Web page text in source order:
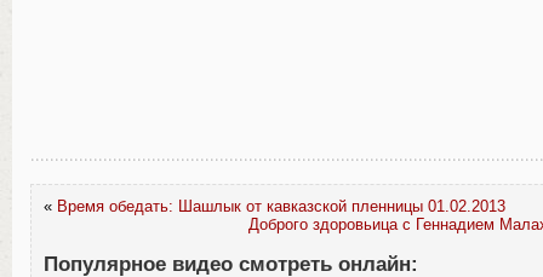
« Время обедать: Шашлык от кавказской пленницы 01.02.2013
Доброго здоровьица с Геннадием
Популярное видео смотреть онлайн: